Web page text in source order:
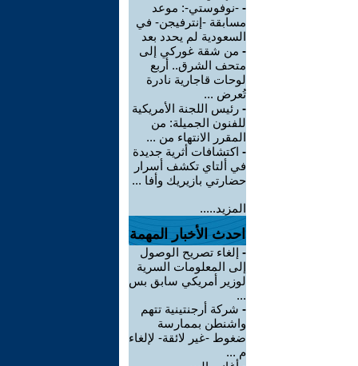
- -نوفوستي-: موعد
مسابقة -إنترفيجن- في
السعودية لم يحدد بعد
- من شقة غوركي إلى
متحف الشرق.. أربع
لوحات قاجارية نادرة
تُعرض ...
- رئيس اللجنة الأمريكية
للفنون الجميلة: من
المقرر الانتهاء من ...
- اكتشافات أثرية جديدة
في ألتاي تكشف أسرار
حضارتي بازيريك وأفا ...
المزيد.....
احدث الأخبار المهمة
- إلغاء تصريح الوصول
إلى المعلومات السرية
لوزير أمريكي سابق بس
...
- شركة أرجنتينية تتهم
واشنطن بممارسة
ضغوط -غير لائقة- لإلغاء
م ...